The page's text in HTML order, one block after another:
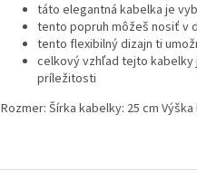
táto elegantná kabelka je
tento popruh môžeš nosiť v
tento flexibilný dizajn ti
celkový vzhľad tejto kabelky
príležitosti
Rozmer: Šírka kabelky: 25 cm